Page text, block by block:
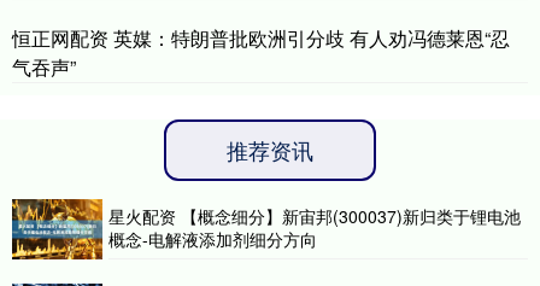
恒正网配资 英媒：特朗普批欧洲引分歧 有人劝冯德莱恩“忍
气吞声”
推荐资讯
星火配资 【概念细分】新宙邦(300037)新归类于锂电池
概念-电解液添加剂细分方向